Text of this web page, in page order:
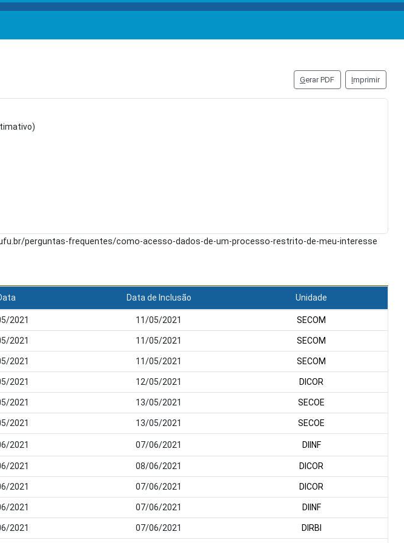
Gerar PDF Imprimir
perguntas-frequentes/como-acesso-dados-de-um-processo-restrito-de-meu-interesse
Data de Inclusão Unidade
2021 11/05/2021 SECOM
2021 11/05/2021 SECOM
2021 11/05/2021 SECOM
2021 12/05/2021 DICOR
2021 13/05/2021 SECOE
2021 13/05/2021 SECOE
2021 07/06/2021 DIINF
2021 08/06/2021 DICOR
2021 07/06/2021 DICOR
2021 07/06/2021 DIINF
2021 07/06/2021 DIRBI